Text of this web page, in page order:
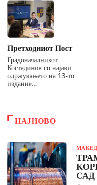
Претходниот Пост
Градоначалникот
Костадинов го најави
одржувањето на 13-то
издание…
НАЈНОВО